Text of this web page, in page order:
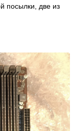
посылки, две из